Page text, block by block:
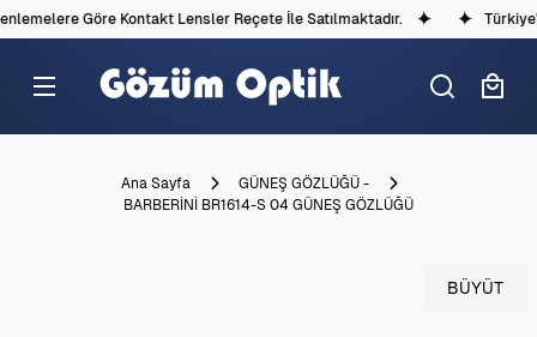
Göre Kontakt Lensler Reçete İle Satılmaktadır.
Ana Sayfa
GÜNEŞ GÖZLÜĞÜ -
BARBERİNİ BR1614-S 04 GÜNEŞ GÖZLÜĞÜ
BÜYÜT